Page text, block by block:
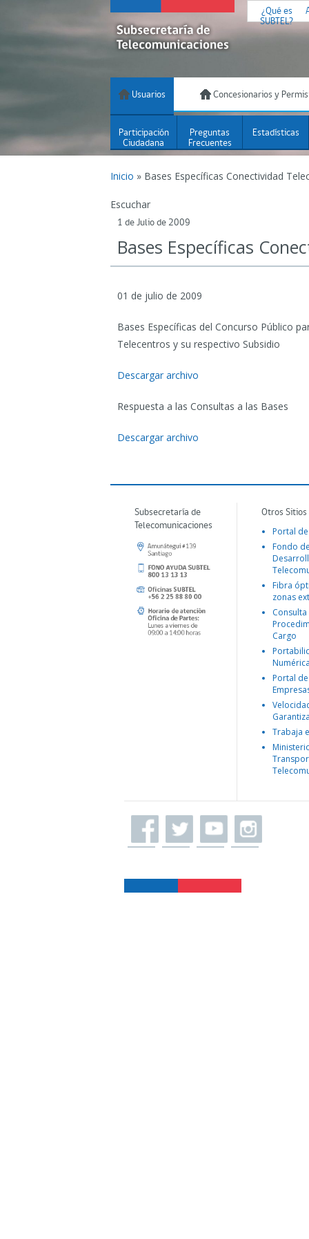
¿Qué es
SUBTEL?
Usuarios Concesionarios y
Participación
Ciudadana
Preguntas
Frecuentes
Estadísticas
Inicio » Bases Específicas Conectividad
Escuchar
1 de Julio de 2009
Bases Específicas
01 de julio de 2009
Bases Específicas del Concurso Público
Telecentros y su respectivo Subsidio
Descargar archivo
Respuesta a las Consultas a las Bases
Descargar archivo
Subsecretaría de
Telecomunicaciones
Otros
Portal
Fondo
Fibra
zonas
Consulta
Cargo
Portal
Trabaja